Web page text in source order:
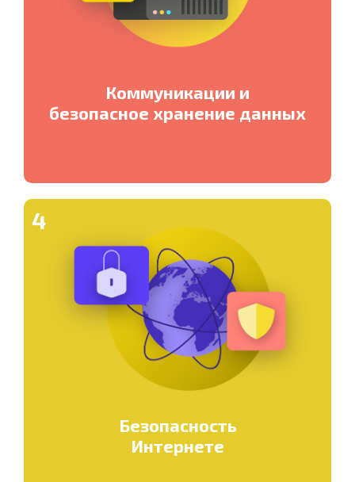
Коммуникации и
безопасное хранение данных
4
Безопасность
Интернете